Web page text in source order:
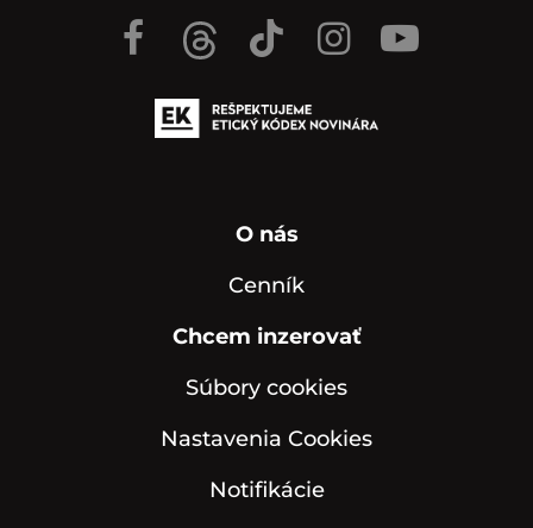
O nás
Cenník
Chcem inzerovať
Súbory cookies
Nastavenia Cookies
Notifikácie